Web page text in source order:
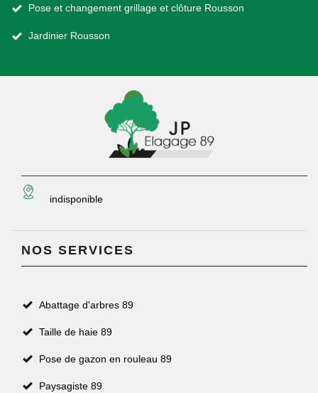
Pose et changement grillage et clôture Rousson
Jardinier Rousson
indisponible
NOS SERVICES
Abattage d'arbres 89
Taille de haie 89
Pose de gazon en rouleau 89
Paysagiste 89